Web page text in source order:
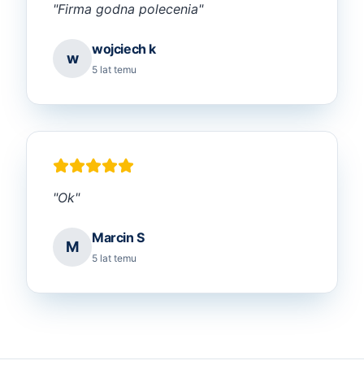
"Firma godna polecenia"
w
wojciech k
5 lat temu
"Ok"
M
Marcin S
5 lat temu